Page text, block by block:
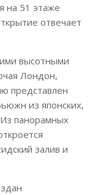
на 51 этаже
отвечает
высотными
Лондон,
представлен
из японских,
панорамных
залив и